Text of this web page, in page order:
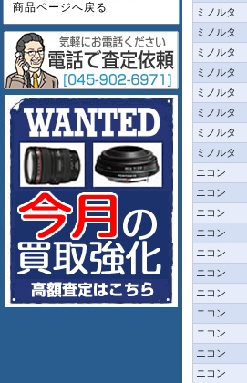
商品ページへ戻る
ミノルタ
ミノルタ
ミノルタ
ミノルタ
ミノルタ
ミノルタ
ミノルタ
ミノルタ
ニコン
ニコン
ニコン
ニコン
ニコン
ニコン
ニコン
ニコン
ニコン
ニコン
ニコン